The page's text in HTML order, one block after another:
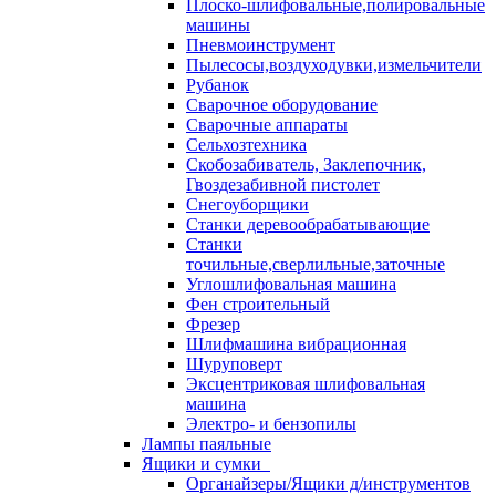
Плоско-шлифовальные,полировальные
машины
Пневмоинструмент
Пылесосы,воздуходувки,измельчители
Рубанок
Сварочное оборудование
Сварочные аппараты
Сельхозтехника
Скобозабиватель, Заклепочник,
Гвоздезабивной пистолет
Снегоуборщики
Станки деревообрабатывающие
Станки
точильные,сверлильные,заточные
Углошлифовальная машина
Фен строительный
Фрезер
Шлифмашина вибрационная
Шуруповерт
Эксцентриковая шлифовальная
машина
Электро- и бензопилы
Лампы паяльные
Ящики и сумки
Органайзеры/Ящики д/инструментов